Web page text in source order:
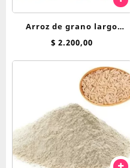
Arroz de grano largo
integral x1kg
$ 2.200,00